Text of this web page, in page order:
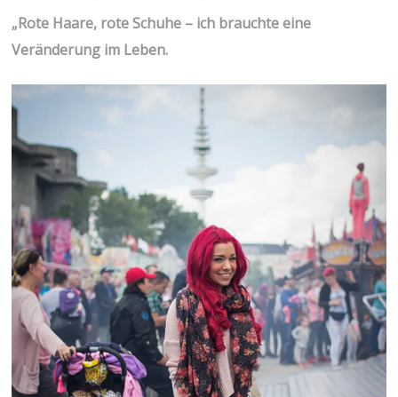
„Rote Haare, rote Schuhe – ich brauchte eine
Veränderung im Leben.